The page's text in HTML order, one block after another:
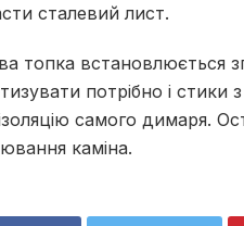
сталевий лист.
топка встановлюється
потрібно і стики
самого димаря.
каміна.